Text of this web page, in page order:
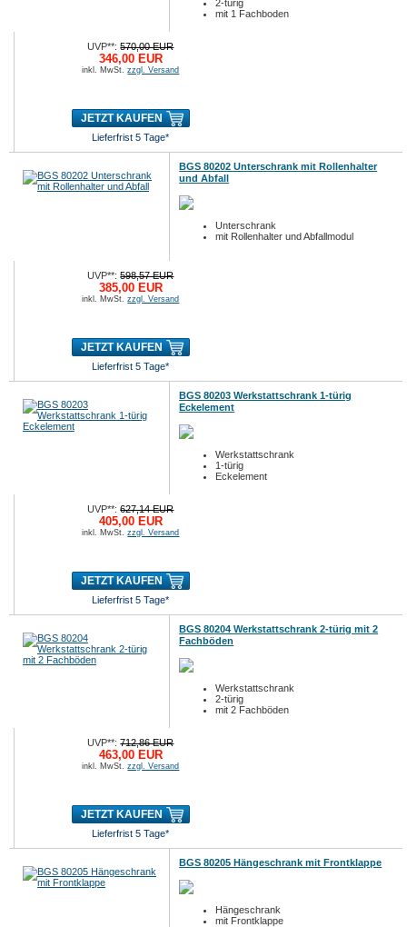
2-türig
mit 1 Fachboden
UVP**:570,00 EUR
346,00 EUR
inkl. MwSt.zzgl. Versand
JETZT KAUFEN
Lieferfrist 5 Tage*
BGS 80202 Unterschrank mit Rollenhalter
und Abfall
Unterschrank
mit Rollenhalter und Abfallmodul
UVP**:598,57 EUR
385,00 EUR
inkl. MwSt.zzgl. Versand
JETZT KAUFEN
Lieferfrist 5 Tage*
BGS 80203 Werkstattschrank 1-türig
Eckelement
Werkstattschrank
1-türig
Eckelement
UVP**:627,14 EUR
405,00 EUR
inkl. MwSt.zzgl. Versand
JETZT KAUFEN
Lieferfrist 5 Tage*
BGS 80204 Werkstattschrank 2-türig mit 2
Fachböden
Werkstattschrank
2-türig
mit 2 Fachböden
UVP**:712,86 EUR
463,00 EUR
inkl. MwSt.zzgl. Versand
JETZT KAUFEN
Lieferfrist 5 Tage*
BGS 80205 Hängeschrank mit Frontklappe
Hängeschrank
mit Frontklappe